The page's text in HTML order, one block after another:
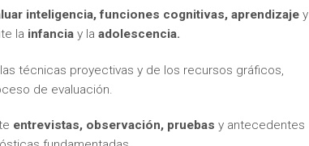
inteligencia, funciones cognitivas, aprendizaje y
la infancia y laadolescencia.
técnicas proyectivas y de los recursos gráficos,
de evaluación.
entrevistas, observación, pruebasy antecedentes